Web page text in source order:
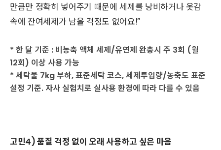
만큼만 정확히 넣어주기 때문에 세제를 낭비하거나 옷감
속에 잔여세제가 남을 걱정도 없어요!”
* 한 달 기준 : 비농축 액체 세제/유연제 완충시 주 3회 (월
12회) 이상 사용 가능
* 세탁물 7kg 부하, 표준세탁 코스, 세제투입량/농축도 표준
설정 기준. 자사 실험치로 실사용 환경에 따라 다를 수 있음
고민4) 품질 걱정 없이 오래 사용하고 싶은 마음